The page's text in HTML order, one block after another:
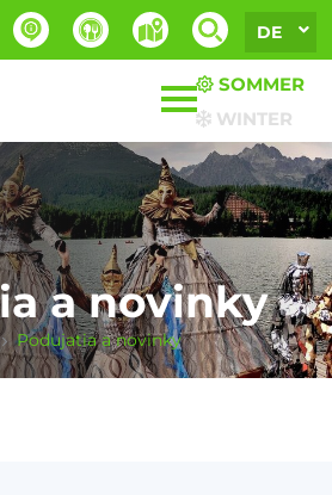
DE
SOMMER
WINTER
a novinky
Podujatia a novinky